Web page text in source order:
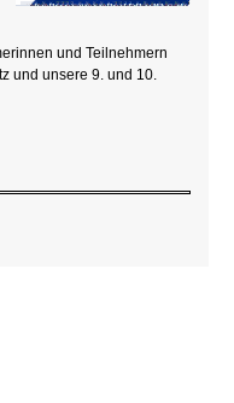
und Teilnehmern
und unsere 9. und 10.